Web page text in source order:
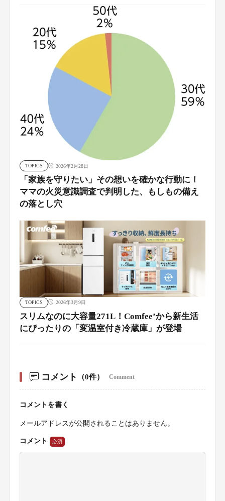
TOPICS 2026年2月28日
「家族を守りたい」その想いを確かな行動に！
ママの火災意識調査で判明した、もしもの備え
の落とし穴
TOPICS 2026年3月9日
スリムなのに大容量271L！Comfee’から新生活
にぴったりの「変温室付き冷蔵庫」が登場
コメント （0件） Comment
コメントを書く
メールアドレスが公開されることはありません。
コメント